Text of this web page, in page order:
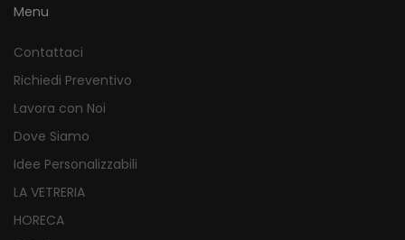
Menu
Contattaci
Richiedi Preventivo
Lavora con Noi
Dove Siamo
Idee Personalizzabili
LA VETRERIA
HORECA